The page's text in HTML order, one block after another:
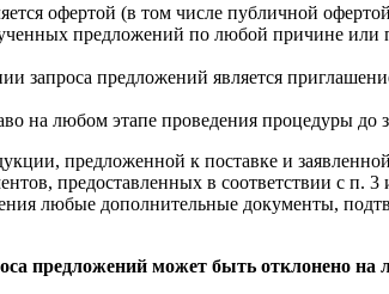
офертой (в том числе публичной
предложений по любой причине
запроса предложений является
на любом этапе проведения процедуры до
предложенной к поставке и
предоставленных в соответствии с п.
любые дополнительные документы,
предложений может быть отклонено